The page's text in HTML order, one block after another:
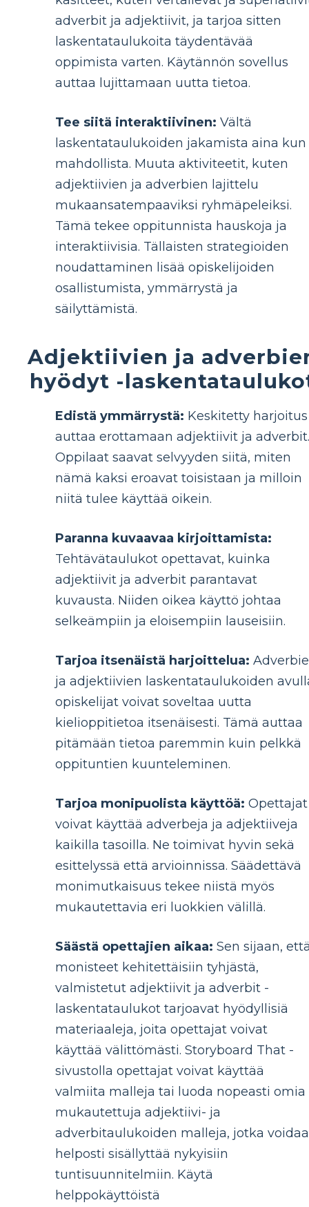
adverbit ja adjektiivit, ja tarjoa sitten
laskentataulukoita täydentävää
oppimista varten. Käytännön sovellus
auttaa lujittamaan uutta tietoa.
Tee siitä interaktiivinen: Vältä
laskentataulukoiden jakamista aina kun
mahdollista. Muuta aktiviteetit, kuten
adjektiivien ja adverbien lajittelu
mukaansatempaaviksi ryhmäpeleiksi.
Tämä tekee oppitunnista hauskoja ja
interaktiivisia. Tällaisten strategioiden
noudattaminen lisää opiskelijoiden
osallistumista, ymmärrystä ja
säilyttämistä.
Adjektiivien ja
hyödyt -
Edistä ymmärrystä: Keskitetty harjoitus
auttaa erottamaan adjektiivit ja adverbit.
Oppilaat saavat selvyyden siitä, miten
nämä kaksi eroavat toisistaan ​​ja milloin
niitä tulee käyttää oikein.
Paranna kuvaavaa kirjoittamista:
Tehtävätaulukot opettavat, kuinka
adjektiivit ja adverbit parantavat
kuvausta. Niiden oikea käyttö johtaa
selkeämpiin ja eloisempiin lauseisiin.
Tarjoa itsenäistä harjoittelua:
ja adjektiivien laskentataulukoiden
opiskelijat voivat soveltaa uutta
kielioppitietoa itsenäisesti. Tämä auttaa
pitämään tietoa paremmin kuin pelkkä
oppituntien kuunteleminen.
Tarjoa monipuolista käyttöä: Opettajat
voivat käyttää adverbeja ja adjektiiveja
kaikilla tasoilla. Ne toimivat hyvin sekä
esittelyssä että arvioinnissa. Säädettävä
monimutkaisuus tekee niistä myös
mukautettavia eri luokkien välillä.
Säästä opettajien aikaa: Sen sijaan,
monisteet kehitettäisiin tyhjästä,
valmistetut adjektiivit ja adverbit -
laskentataulukot tarjoavat hyödyllisiä
materiaaleja, joita opettajat voivat
käyttää välittömästi. Storyboard That -
sivustolla opettajat voivat käyttää
valmiita malleja tai luoda nopeasti omia
mukautettuja adjektiivi- ja
adverbitaulukoiden malleja, jotka
helposti sisällyttää nykyisiin
tuntisuunnitelmiin. Käytä
helppokäyttöistä